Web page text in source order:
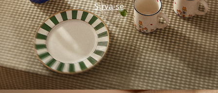
Sirva-se